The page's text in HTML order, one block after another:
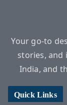
Your go-to
stories,
India, and
Quick Links